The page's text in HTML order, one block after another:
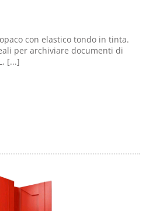
con elastico tondo in tinta.
per archiviare documenti di
[...]